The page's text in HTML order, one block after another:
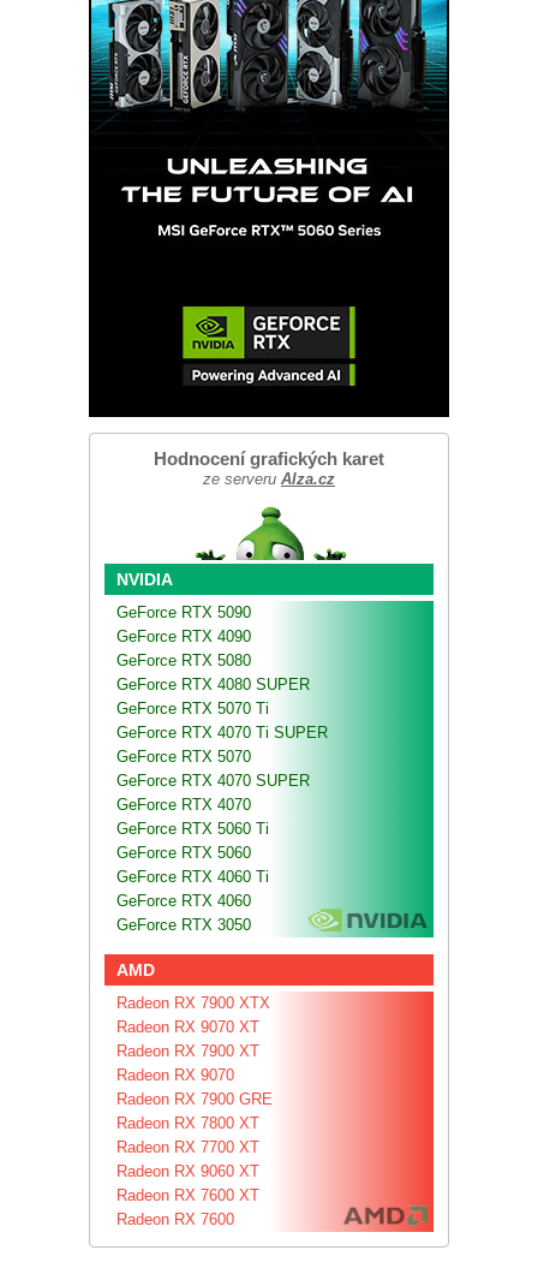
Hodnocení grafických karet
ze serveru Alza.cz
NVIDIA
GeForce RTX 5090
GeForce RTX 4090
GeForce RTX 5080
GeForce RTX 4080 SUPER
GeForce RTX 5070 Ti
GeForce RTX 4070 Ti SUPER
GeForce RTX 5070
GeForce RTX 4070 SUPER
GeForce RTX 4070
GeForce RTX 5060 Ti
GeForce RTX 5060
GeForce RTX 4060 Ti
GeForce RTX 4060
GeForce RTX 3050
AMD
Radeon RX 7900 XTX
Radeon RX 9070 XT
Radeon RX 7900 XT
Radeon RX 9070
Radeon RX 7900 GRE
Radeon RX 7800 XT
Radeon RX 7700 XT
Radeon RX 9060 XT
Radeon RX 7600 XT
Radeon RX 7600